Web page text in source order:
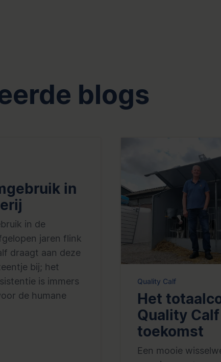
blogs
in
in de
jaren flink
draagt aan deze
bij; het
is immers
de humane
Quality Calf
Het
Quality
toekomst
Een mooie